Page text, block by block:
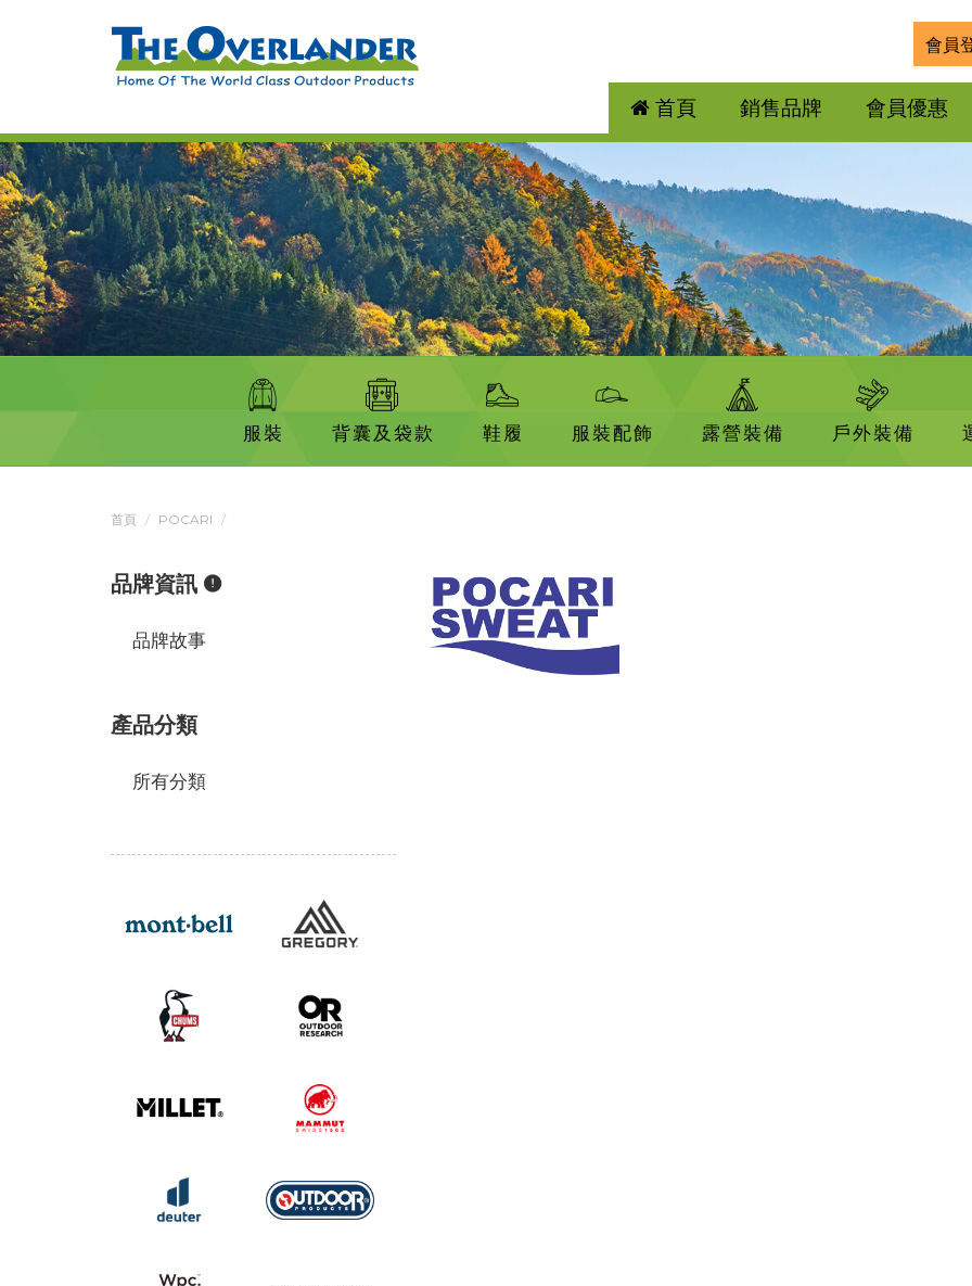
會員
首頁 銷售品牌 會員優惠
服裝 背囊及袋款 鞋履 服裝配飾 露營裝備 戶外裝備
首頁 POCARI
品牌資訊
品牌故事
產品分類
所有分類